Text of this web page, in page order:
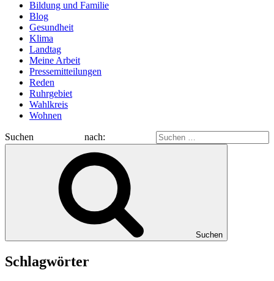
Bildung und Familie
Blog
Gesundheit
Klima
Landtag
Meine Arbeit
Pressemitteilungen
Reden
Ruhrgebiet
Wahlkreis
Wohnen
Suchen nach:
Suchen
Schlagwörter